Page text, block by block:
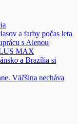
a farby počas leta
s Alenou
MAX
a Brazília si
Väčšina necháva